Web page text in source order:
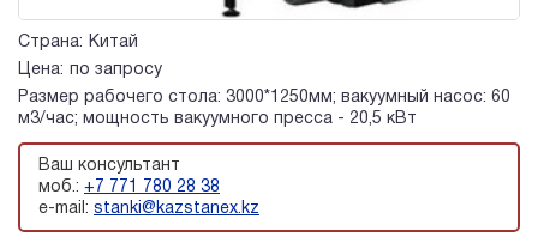
Страна:
Китай
Цена:
по запросу
Размер рабочего стола: 3000*1250мм; вакуумный насос: 60
м3/час; мощность вакуумного пресса - 20,5 кВт
Ваш консультант
моб.: +7 771 780 28 38
e-mail: stanki@kazstanex.kz